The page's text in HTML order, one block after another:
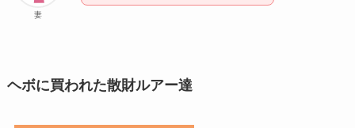
妻
ヘボに買われた散財ルアー達